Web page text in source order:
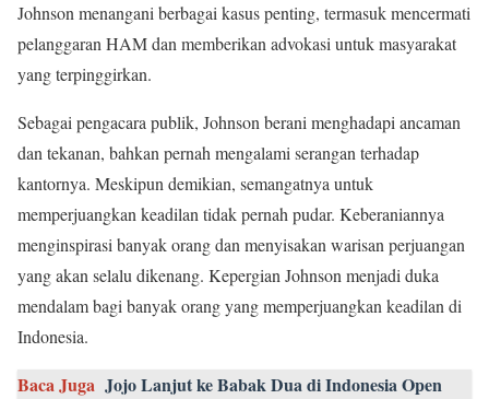
Johnson menangani berbagai kasus penting, termasuk mencermati
pelanggaran HAM dan memberikan advokasi untuk masyarakat
yang terpinggirkan.
Sebagai pengacara publik, Johnson berani menghadapi ancaman
dan tekanan, bahkan pernah mengalami serangan terhadap
kantornya. Meskipun demikian, semangatnya untuk
memperjuangkan keadilan tidak pernah pudar. Keberaniannya
menginspirasi banyak orang dan menyisakan warisan perjuangan
yang akan selalu dikenang. Kepergian Johnson menjadi duka
mendalam bagi banyak orang yang memperjuangkan keadilan di
Indonesia.
Baca Juga Jojo Lanjut ke Babak Dua di Indonesia Open